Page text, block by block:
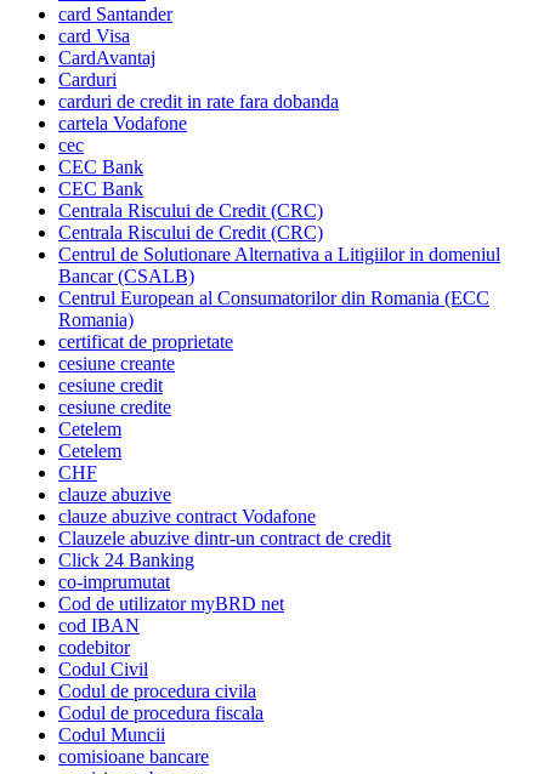
card Santander
card Visa
CardAvantaj
Carduri
carduri de credit in rate fara dobanda
cartela Vodafone
cec
CEC Bank
CEC Bank
Centrala Riscului de Credit (CRC)
Centrala Riscului de Credit (CRC)
Centrul de Solutionare Alternativa a Litigiilor in domeniul
Bancar (CSALB)
Centrul European al Consumatorilor din Romania (ECC
Romania)
certificat de proprietate
cesiune creante
cesiune credit
cesiune credite
Cetelem
Cetelem
CHF
clauze abuzive
clauze abuzive contract Vodafone
Clauzele abuzive dintr-un contract de credit
Click 24 Banking
co-imprumutat
Cod de utilizator myBRD net
cod IBAN
codebitor
Codul Civil
Codul de procedura civila
Codul de procedura fiscala
Codul Muncii
comisioane bancare